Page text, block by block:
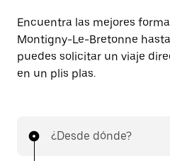
Encuentra las mejores
Montigny-Le-Bretonne
puedes solicitar un viaje
en un plis plas.
¿Desde dónde?